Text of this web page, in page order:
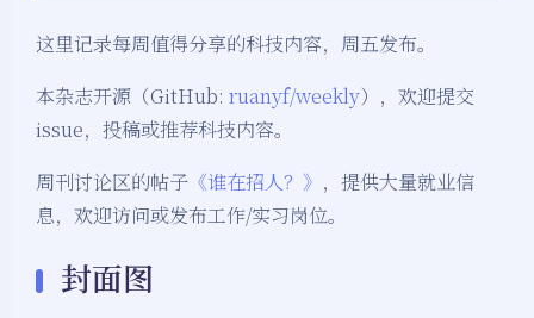
这里记录每周值得分享的科技内容，周五发布。
本杂志开源（GitHub: ruanyf/weekly），欢迎提交
issue，投稿或推荐科技内容。
周刊讨论区的帖子 《谁在招人？》 ，提供大量就业信
息，欢迎访问或发布工作/实习岗位。
封面图